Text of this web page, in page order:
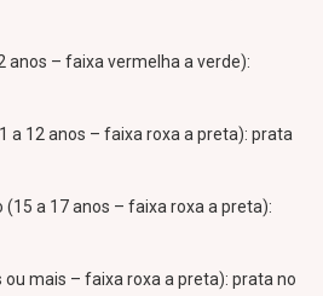
– faixa vermelha a verde):
12 anos – faixa roxa a preta): prata
a 17 anos – faixa roxa a preta):
mais – faixa roxa a preta): prata no